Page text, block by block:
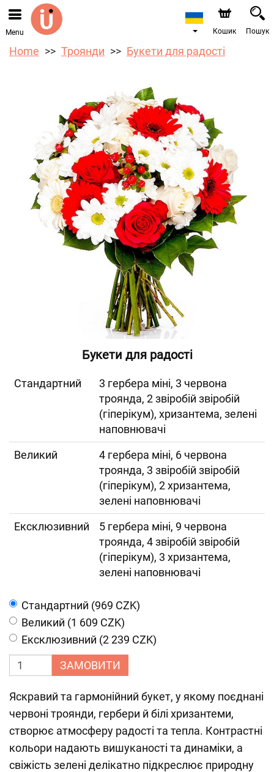
Ми приймаємо замовлення через наш інтернет-
магазин. Найближча можлива дата доставки —
10.08.2026 у зв’язку з відпусткою.
Menu Кошик Пошук
Home Троянди Букети для радості
Букети для радості
Cтандартний
3 гербера міні, 3 червона
троянда, 2 звіробій звіробій
(гіперікум), хризантема, зелені
наповнювачі
Великий
4 гербера міні, 6 червона
троянда, 3 звіробій звіробій
(гіперікум), 2 хризантема,
зелені наповнювачі
Ексклюзивний
5 гербера міні, 9 червона
троянда, 4 звіробій звіробій
(гіперікум), 3 хризантема,
зелені наповнювачі
Cтандартний (969 CZK)
Великий (1 609 CZK)
Ексклюзивний (2 239 CZK)
ЗАМОВИТИ
Яскравий та гармонійний букет, у якому поєднані
червоні троянди, гербери й білі хризантеми,
створює атмосферу радості та тепла. Контрастні
кольори надають вишуканості та динаміки, а
свіжість зелені делікатно підкреслює природну